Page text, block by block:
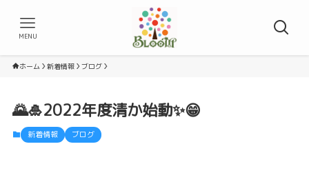
MENU
ホーム 新着情報 ブログ
🌄🎍2022年度清か始動✨😁
新着情報 ブログ